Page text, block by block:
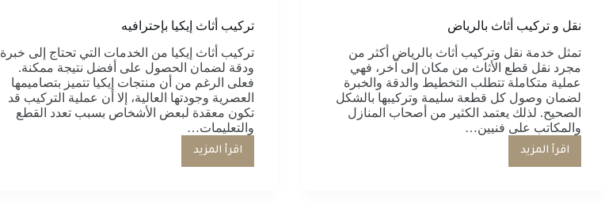
نقل و تركيب أثاث بالرياض
تمثل خدمة نقل وتركيب أثاث بالرياض أكثر من
مجرد نقل قطع الأثاث من مكان إلى آخر، فهي
عملية متكاملة تتطلب التخطيط والدقة والخبرة
لضمان وصول كل قطعة سليمة وتركيبها بالشكل
الصحيح. لذلك يعتمد الكثير من أصحاب المنازل
والمكاتب على فنيين…
اقرأ المزيد
نقل
و
تركيب أثاث إيكيا بإحترافيه
تركيب أثاث إيكيا من الخدمات التي تحتاج إلى خبرة
ودقة لضمان الحصول على أفضل نتيجة ممكنة.
فعلى الرغم من أن منتجات إيكيا تتميز بتصاميمها
العصرية وجودتها العالية، إلا أن عملية التركيب قد
تكون معقدة لبعض الأشخاص بسبب تعدد القطع
والتعليمات…
اقرأ المزيد
تركيب
أثاث